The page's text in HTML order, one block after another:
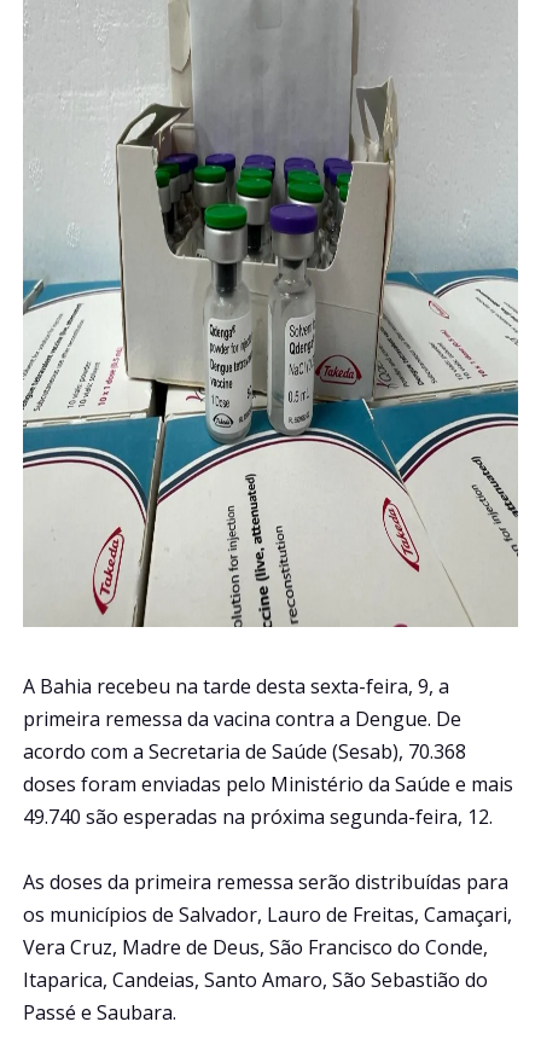
A Bahia recebeu na tarde desta sexta-feira, 9, a
primeira remessa da vacina contra a Dengue. De
acordo com a Secretaria de Saúde (Sesab), 70.368
doses foram enviadas pelo Ministério da Saúde e mais
49.740 são esperadas na próxima segunda-feira, 12.
As doses da primeira remessa serão distribuídas para
os municípios de Salvador, Lauro de Freitas, Camaçari,
Vera Cruz, Madre de Deus, São Francisco do Conde,
Itaparica, Candeias, Santo Amaro, São Sebastião do
Passé e Saubara.